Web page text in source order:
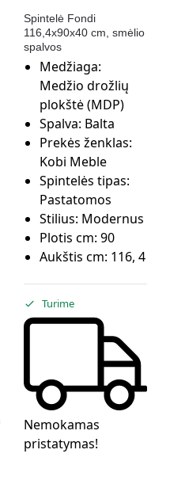
Spintelė Fondi
116,4x90x40 cm, smėlio
spalvos
Medžiaga:
Medžio drožlių
plokštė (MDP)
Spalva: Balta
Prekės ženklas:
Kobi Meble
Spintelės tipas:
Pastatomos
Stilius: Modernus
Plotis cm:90
Aukštis cm: 116, 4
Turime
Nemokamas
pristatymas!